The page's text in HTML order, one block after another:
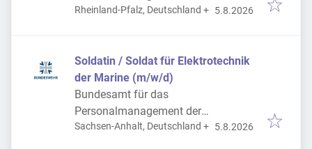
Bundeswehr
Rheinland-Pfalz, Deutschland + Veröffentlicht:
5.8.2026
Soldatin / Soldat für Elektrotechnik
der Marine (m/w/d)
Bundesamt für das
Personalmanagement der
Bundeswehr
Sachsen-Anhalt, Deutschland + Veröffentlicht:
5.8.2026